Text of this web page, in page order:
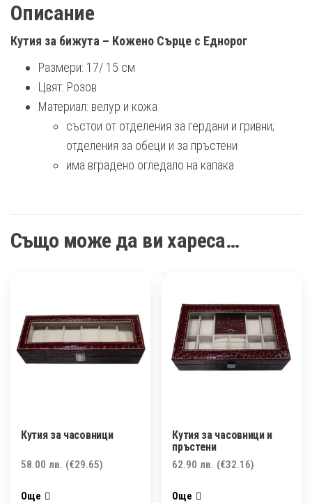
Описание
Кутия за бижута – Кожено Сърце с Еднорог
Размери: 17/ 15 см
Цвят: Розов
Материал: велур и кожа
състои от отделения за гердани и гривни;
отделения за обеци и за пръстени
има вградено огледало на капака
Също може да ви хареса…
Кутия за часовници
58.00 лв. (€29.65)
Още
Кутия за часовници и
пръстени
62.90лв. (€32.16)
Още